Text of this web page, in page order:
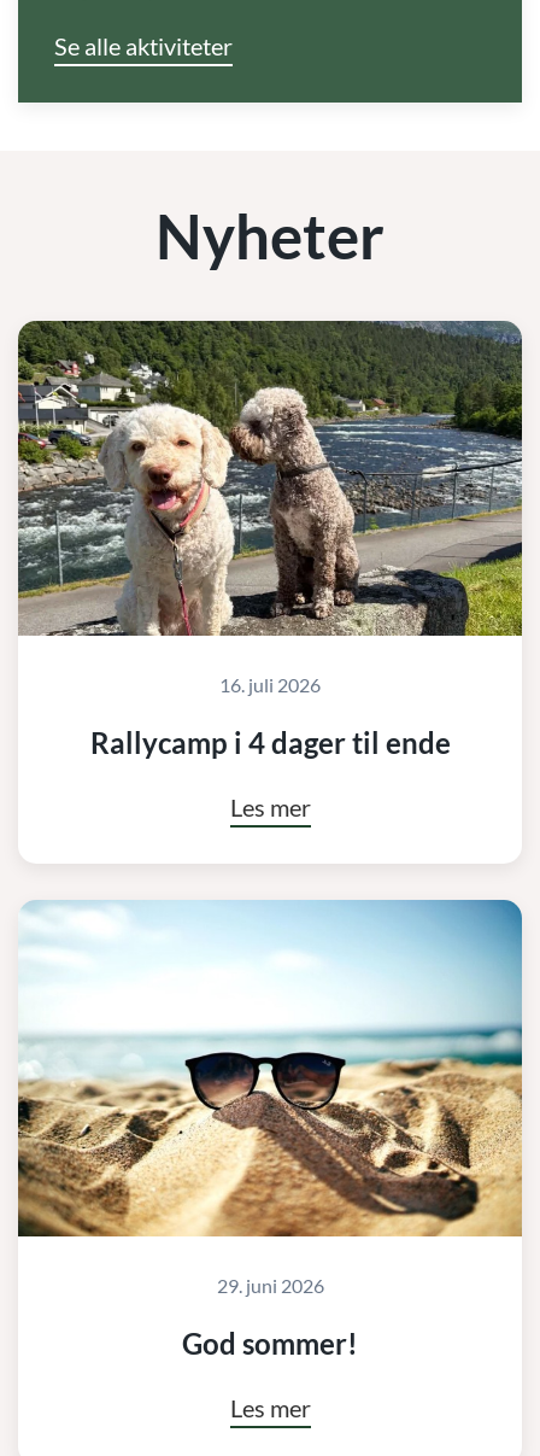
Se alle aktiviteter
Nyheter
16. juli 2026
Rallycamp i 4 dager til ende
Les mer
29. juni 2026
God sommer!
Les mer